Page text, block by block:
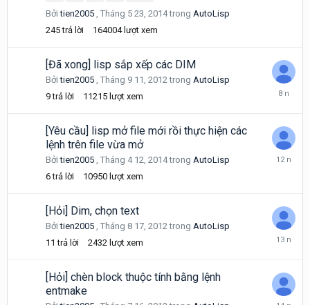
Bởitien2005 , Tháng 5 23, 2014trong AutoLisp
245 trả lời 164004 lượt xem
[Đã xong] lisp sắp xếp các DIM
Bởitien2005 , Tháng 9 11, 2012trong AutoLisp
9 trả lời 11215 lượt xem
Tháng
2018
[Yêu cầu] lisp mở file mới rồi thực hiện các
lệnh trên file vừa mở
Bởitien2005 , Tháng 4 12, 2014trong AutoLisp
6 trả lời 10950 lượt xem
Tháng
[Hỏi] Dim, chọn text
Bởitien2005 , Tháng 8 17, 2012trong AutoLisp
11 trả lời 2432 lượt xem
Tháng
2012
[Hỏi] chèn block thuộc tính bằng lệnh
entmake
Tháng